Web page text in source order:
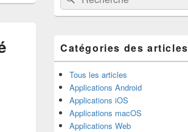
pour
la
Catégories des articles
Tous les articles
Applications Android
Applications iOS
Applications macOS
Applications Web